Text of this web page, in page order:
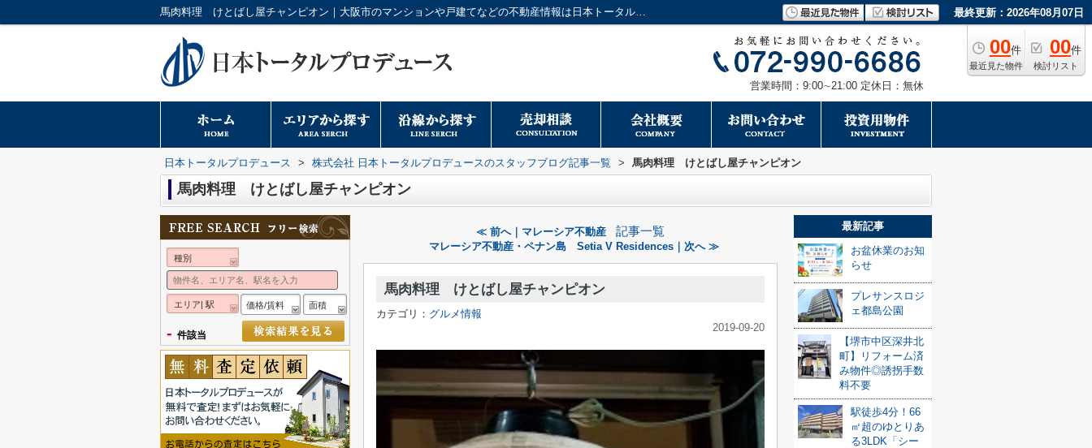
馬肉料理 けとばし屋チャンピオン｜大阪市のマンションや戸建てなどの不動産情報は日本トータルプロデュースへ 最終更新：2026年08月07日
00件
最近見た物件
00件
検討リスト
営業時間：9:00∼21:00 定休日：無休
日本トータルプロデュース > 株式会社 日本トータルプロデュースのスタッフブログ記事一覧 > 馬肉料理 けとばし屋チャンピオン
馬肉料理 けとばし屋チャンピオン
≪ 前へ｜マレーシア不動産 記事一覧
マレーシア不動産・ペナン島 Setia V Residences｜次へ ≫
馬肉料理 けとばし屋チャンピオン
カテゴリ： グルメ情報
2019-09-20
最新記事
お盆休業のお知
らせ
プレサンスロジ
ェ都島公園
【堺市中区深井北
町】リフォーム済
み物件◎誘拐手数
料不要
駅徒歩4分！66
㎡超のゆとりあ
る3LDK「シー
種別
エリア| 駅 価格/賃料 面積
- 件該当